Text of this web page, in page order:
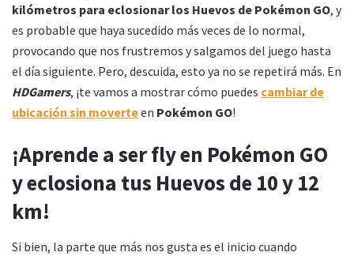
kilómetros para eclosionar los Huevos de Pokémon GO, y
es probable que haya sucedido más veces de lo normal,
provocando que nos frustremos y salgamos del juego hasta
el día siguiente. Pero, descuida, esto ya no se repetirá más. En
HDGamers, ¡te vamos a mostrar cómo puedes cambiar de
ubicación sin moverteen Pokémon GO!
¡Aprende a ser fly en Pokémon GO
y eclosiona tus Huevos de 10 y 12
km!
Si bien, la parte que más nos gusta es el inicio cuando